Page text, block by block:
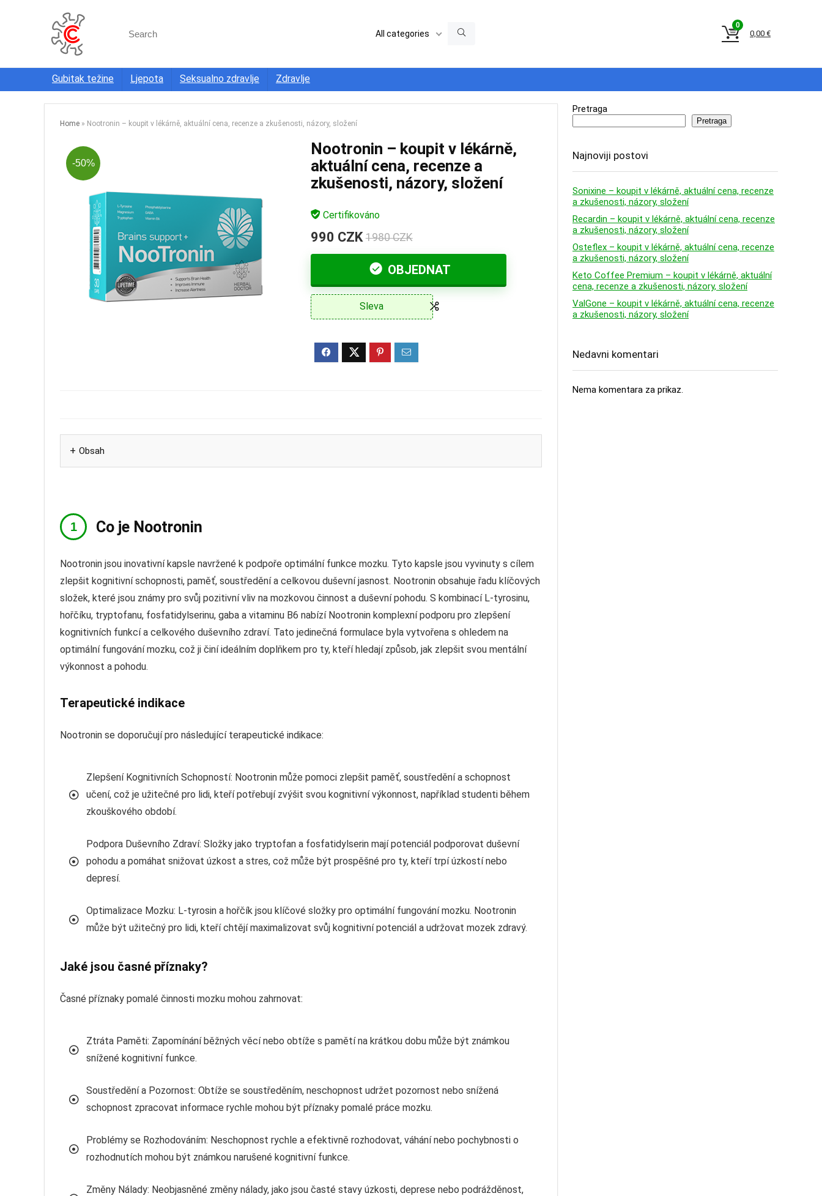
for:
All categories
0
0,00 €
Gubitak težine Ljepota Seksualno zdravlje Zdravlje
Home » Nootronin – koupit v lékárně, aktuální cena, recenze a zkušenosti, názory, složení
-50%
Nootronin – koupit v lékárně,
aktuální cena, recenze a
zkušenosti, názory, složení
Certifikováno
990 CZK 1980 CZK
OBJEDNAT
Sleva
Obsah
Co je Nootronin
Nootronin jsou inovativní kapsle navržené k podpoře optimální funkce mozku. Tyto kapsle jsou vyvinuty s cílem
zlepšit kognitivní schopnosti, paměť, soustředění a celkovou duševní jasnost. Nootronin obsahuje řadu klíčových
složek, které jsou známy pro svůj pozitivní vliv na mozkovou činnost a duševní pohodu. S kombinací L-tyrosinu,
hořčíku, tryptofanu, fosfatidylserinu, gaba a vitaminu B6 nabízí Nootronin komplexní podporu pro zlepšení
kognitivních funkcí a celkového duševního zdraví. Tato jedinečná formulace byla vytvořena s ohledem na
optimální fungování mozku, což ji činí ideálním doplňkem pro ty, kteří hledají způsob, jak zlepšit svou mentální
výkonnost a pohodu.
Terapeutické indikace
Nootronin se doporučují pro následující terapeutické indikace:
Zlepšení Kognitivních Schopností: Nootronin může pomoci zlepšit paměť, soustředění a schopnost
učení, což je užitečné pro lidi, kteří potřebují zvýšit svou kognitivní výkonnost, například studenti během
zkouškového období.
Podpora Duševního Zdraví: Složky jako tryptofan a fosfatidylserin mají potenciál podporovat duševní
pohodu a pomáhat snižovat úzkost a stres, což může být prospěšné pro ty, kteří trpí úzkostí nebo
depresí.
Optimalizace Mozku: L-tyrosin a hořčík jsou klíčové složky pro optimální fungování mozku. Nootronin
může být užitečný pro lidi, kteří chtějí maximalizovat svůj kognitivní potenciál a udržovat mozek zdravý.
Jaké jsou časné příznaky?
Časné příznaky pomalé činnosti mozku mohou zahrnovat:
Ztráta Paměti: Zapomínání běžných věcí nebo obtíže s pamětí na krátkou dobu může být známkou
snížené kognitivní funkce.
Soustředění a Pozornost: Obtíže se soustředěním, neschopnost udržet pozornost nebo snížená
schopnost zpracovat informace rychle mohou být příznaky pomalé práce mozku.
Problémy se Rozhodováním: Neschopnost rychle a efektivně rozhodovat, váhání nebo pochybnosti o
rozhodnutích mohou být známkou narušené kognitivní funkce.
Změny Nálady: Neobjasněné změny nálady, jako jsou časté stavy úzkosti, deprese nebo podrážděnost,
Pretraga
Pretraga
Najnoviji postovi
Sonixine – koupit v lékárně, aktuální cena, recenze
a zkušenosti, názory, složení
Recardin – koupit v lékárně, aktuální cena, recenze
a zkušenosti, názory, složení
Osteflex – koupit v lékárně, aktuální cena, recenze
a zkušenosti, názory, složení
Keto Coffee Premium – koupit v lékárně, aktuální
cena, recenze a zkušenosti, názory, složení
ValGone – koupit v lékárně, aktuální cena, recenze
a zkušenosti, názory, složení
Nedavni komentari
Nema komentara za prikaz.